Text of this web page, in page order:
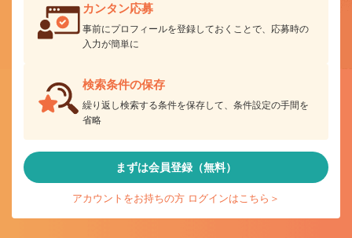
カンタン応募
事前にプロフィールを登録しておくことで、応募時の
入力が簡単に
検索条件の保存
繰り返し検索する条件を保存して、条件設定の手間を
省略
まずは会員登録（無料）
アカウントをお持ちの方 ログインはこちら＞